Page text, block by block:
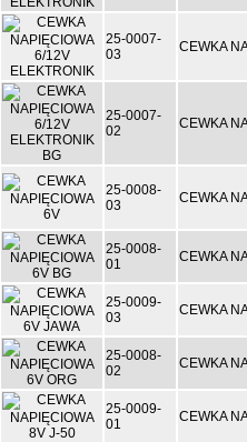
25-0007-
03
CEWKA
25-0007-
02
CEWKA
25-0008-
03
CEWKA
25-0008-
01
CEWKA
25-0009-
03
CEWKA
25-0008-
02
CEWKA
25-0009-
01
CEWKA